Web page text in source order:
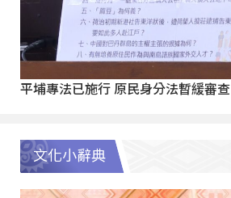
平埔專法已施行 原民身分法暫緩審查
文化小辭典